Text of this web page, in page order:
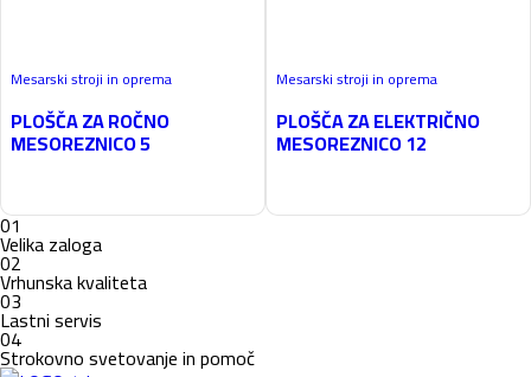
Mesarski stroji in oprema
PLOŠČA ZA ROČNO
MESOREZNICO 5
Mesarski stroji in oprema
PLOŠČA ZA ELEKTRIČNO
MESOREZNICO 12
01
Velika zaloga
02
Vrhunska kvaliteta
03
Lastni servis
04
Strokovno svetovanje in pomoč